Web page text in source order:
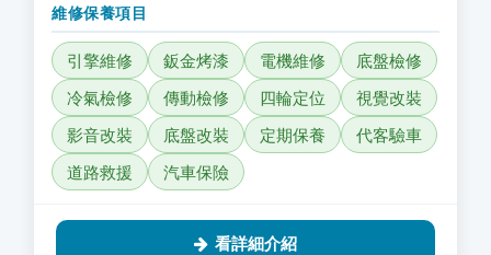
維修保養項目
引擎維修 鈑金烤漆 電機維修
底盤檢修
冷氣檢修
傳動檢修 四輪定位
視覺改裝
影音改裝
底盤改裝 定期保養
代客驗車
道路救援
汽車保險
看詳細介紹